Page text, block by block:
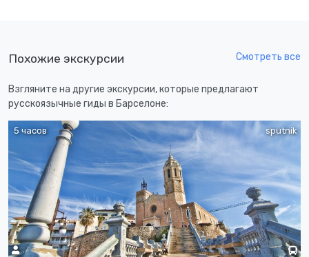
Похожие экскурсии Смотреть все
Взгляните на другие экскурсии, которые предлагают
русскоязычные гиды в Барселоне:
sputnik
5 часов